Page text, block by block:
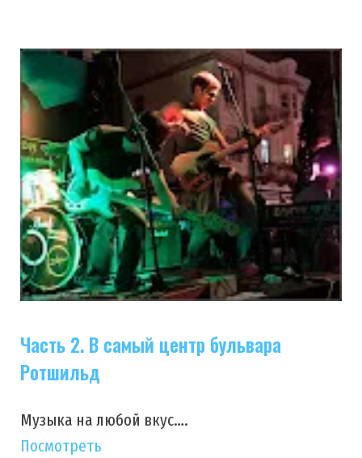
Часть 2. В самый центр бульвара
Ротшильд
Музыка на любой вкус….
Посмотреть